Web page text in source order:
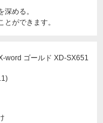
める。
ができます。
word ゴールド XD-SX651